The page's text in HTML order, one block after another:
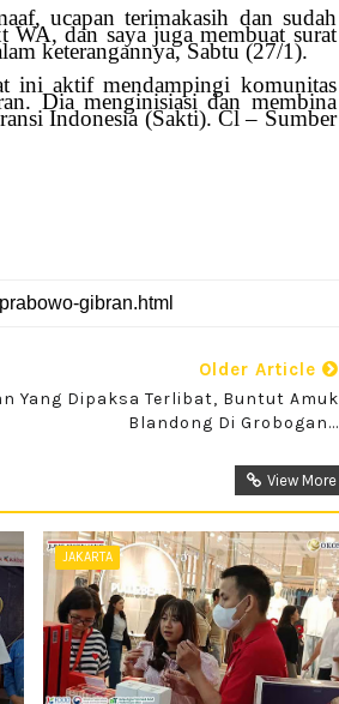
ucapan terimakasih dan sudah
WA, dan saya juga membuat surat
keterangannya, Sabtu (27/1).
ini aktif mendampingi komunitas
Dia menginisiasi dan membina
Indonesia (Sakti). Cl – Sumber
Older Article
Yang Dipaksa Terlibat, Buntut Amuk
Blandong Di Grobogan...
View More
JAKARTA